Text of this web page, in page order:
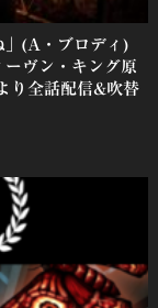
」(A・ブロディ)
ヴン・キング原
り全話配信&吹替